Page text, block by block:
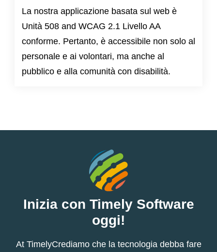
La nostra applicazione basata sul web è
Unità 508 and WCAG 2.1 Livello AA
conforme. Pertanto, è accessibile non solo al
personale e ai volontari, ma anche al
pubblico e alla comunità con disabilità.
Inizia con Timely Software
oggi!
At TimelyCrediamo che la tecnologia debba fare